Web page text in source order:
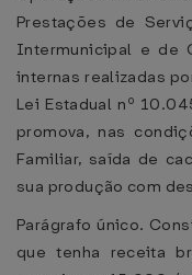
Prestações de
Intermunicipal e de
internas realizadas
Lei Estadual nº
promova, nas
Familiar, saída de
sua produção com
Parágrafo único.
que tenha receita